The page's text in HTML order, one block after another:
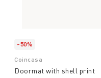
-50%
Coincasa
Doormat with shell print